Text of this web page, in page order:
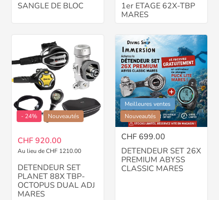
SANGLE DE BLOC
1er ETAGE 62X-TBP
MARES
- 24% Nouveautés
CHF 920.00
Au lieu de CHF 1210.00
DETENDEUR SET
PLANET 88X TBP-
OCTOPUS DUAL ADJ
MARES
Meilleures ventes
Nouveautés
CHF 699.00
DETENDEUR SET 26X
PREMIUM ABYSS
CLASSIC MARES